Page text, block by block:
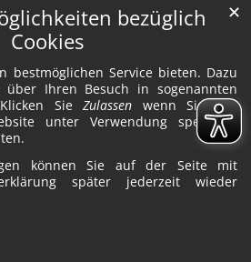
bezüglich
Cookies
bestmöglichen Service bieten. Dazu
über Ihren Besuch in sogenannten
Klicken SieZulassen wenn Sie alle
unter Verwendung spezieller
können Sie auf der Seite mit
später jederzeit wieder
✕